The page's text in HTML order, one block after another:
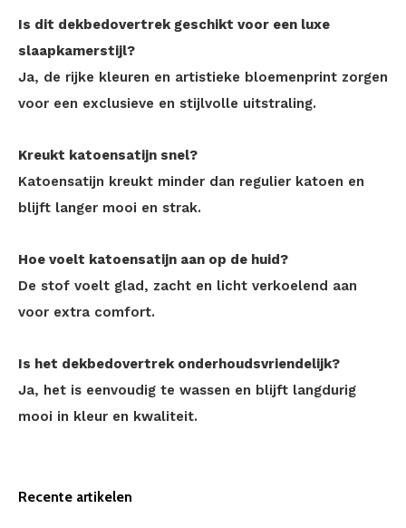
Is dit dekbedovertrek geschikt voor een luxe
slaapkamerstijl?
Ja, de rijke kleuren en artistieke bloemenprint zorgen
voor een exclusieve en stijlvolle uitstraling.
Kreukt katoensatijn snel?
Katoensatijn kreukt minder dan regulier katoen en
blijft langer mooi en strak.
Hoe voelt katoensatijn aan op de huid?
De stof voelt glad, zacht en licht verkoelend aan
voor extra comfort.
Is het dekbedovertrek onderhoudsvriendelijk?
Ja, het is eenvoudig te wassen en blijft langdurig
mooi in kleur en kwaliteit.
Recente artikelen